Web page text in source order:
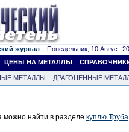
журнал Понедельник, 10 Август
ЦЕНЫ НА МЕТАЛЛЫ
МЕТАЛЛЫ
ДРАГОЦЕННЫЕ
найти в разделе куплю Труба